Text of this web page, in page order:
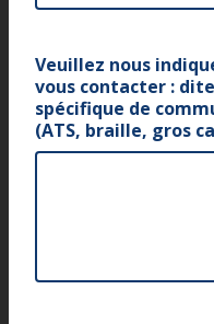
i
r
e
c
e
v
e
Veuillez nous
vous contacter :
spécifique de
(ATS, braille, gros